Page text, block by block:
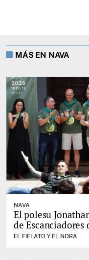
MÁS EN NAVA
NAVA
El polesu
de Escanciadores
EL FIELATO Y EL NORA